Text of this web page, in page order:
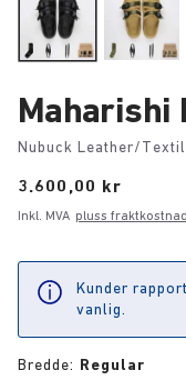
Maharishi
Nubuck Leather/
Price:
3.600,00 kr
Inkl. MVA pluss
Kunder
vanlig.
Bredde: Regular